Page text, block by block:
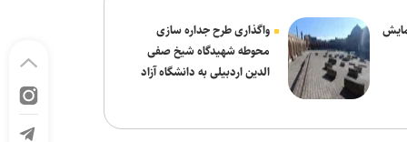
واگذاری طرح جداره سازی
محوطه شهیدگاه شیخ صفی
الدین اردبیلی به دانشگاه آزاد